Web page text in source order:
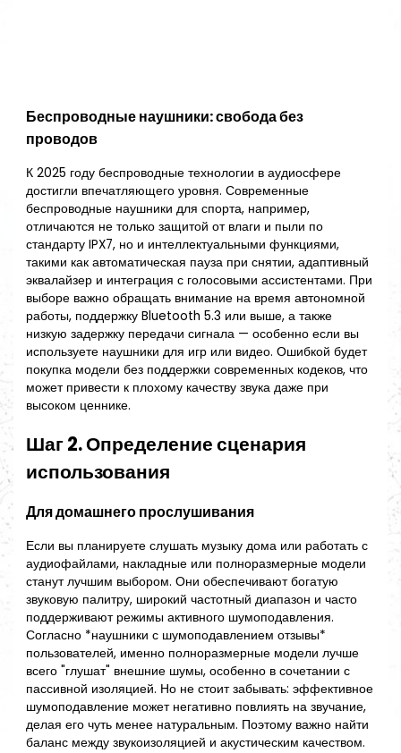
Беспроводные наушники: свобода без
проводов
К 2025 году беспроводные технологии в аудиосфере
достигли впечатляющего уровня. Современные
беспроводные наушники для спорта, например,
отличаются не только защитой от влаги и пыли по
стандарту IPX7, но и интеллектуальными функциями,
такими как автоматическая пауза при снятии, адаптивный
эквалайзер и интеграция с голосовыми ассистентами. При
выборе важно обращать внимание на время автономной
работы, поддержку Bluetooth 5.3 или выше, а также
низкую задержку передачи сигнала — особенно если вы
используете наушники для игр или видео. Ошибкой будет
покупка модели без поддержки современных кодеков, что
может привести к плохому качеству звука даже при
высоком ценнике.
Шаг 2. Определение сценария
использования
Для домашнего прослушивания
Если вы планируете слушать музыку дома или работать с
аудиофайлами, накладные или полноразмерные модели
станут лучшим выбором. Они обеспечивают богатую
звуковую палитру, широкий частотный диапазон и часто
поддерживают режимы активного шумоподавления.
Согласно *наушники с шумоподавлением отзывы*
пользователей, именно полноразмерные модели лучше
всего "глушат" внешние шумы, особенно в сочетании с
пассивной изоляцией. Но не стоит забывать: эффективное
шумоподавление может негативно повлиять на звучание,
делая его чуть менее натуральным. Поэтому важно найти
баланс между звукоизоляцией и акустическим качеством.